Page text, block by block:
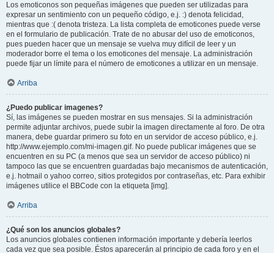
Los emoticonos son pequeñas imágenes que pueden ser utilizadas para
expresar un sentimiento con un pequeño código, e.j. :) denota felicidad,
mientras que :( denota tristeza. La lista completa de emoticones puede verse
en el formulario de publicación. Trate de no abusar del uso de emoticonos,
pues pueden hacer que un mensaje se vuelva muy difícil de leer y un
moderador borre el tema o los emoticones del mensaje. La administración
puede fijar un límite para el número de emoticones a utilizar en un mensaje.
Arriba
¿Puedo publicar imagenes?
Sí, las imágenes se pueden mostrar en sus mensajes. Si la administración
permite adjuntar archivos, puede subir la imagen directamente al foro. De otra
manera, debe guardar primero su foto en un servidor de acceso público, e.j.
http://www.ejemplo.com/mi-imagen.gif. No puede publicar imágenes que se
encuentren en su PC (a menos que sea un servidor de acceso público) ni
tampoco las que se encuentren guardadas bajo mecanismos de autenticación,
e.j. hotmail o yahoo correo, sitios protegidos por contraseñas, etc. Para exhibir
imágenes utilice el BBCode con la etiqueta [img].
Arriba
¿Qué son los anuncios globales?
Los anuncios globales contienen información importante y debería leerlos
cada vez que sea posible. Éstos aparecerán al principio de cada foro y en el